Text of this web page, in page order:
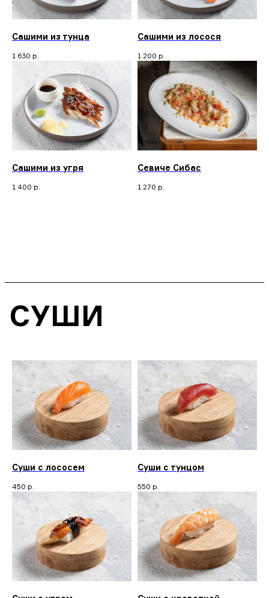
Сашими из тунца
1 630 р.
Сашими из лосося
1 200 р.
Сашими из угря
1 400 р.
Севиче Сибас
1 270 р.
СУШИ
Суши с лососем
450 р.
Суши с тунцом
550 р.